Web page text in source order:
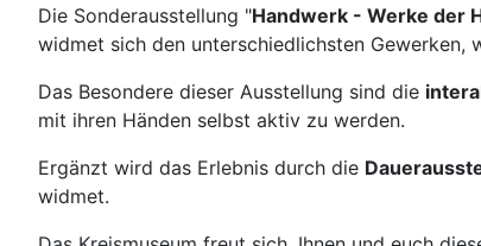
Die Sonderausstellung "Handwerk - Werke der
widmet sich den unterschiedlichsten Gewerken,
Das Besondere dieser Ausstellung sind die
mit ihren Händen selbst aktiv zu werden.
Ergänzt wird das Erlebnis durch die
widmet.